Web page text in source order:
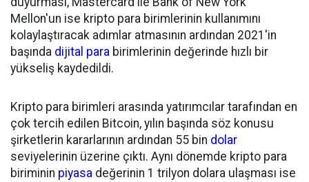
Mellon'un ise kripto para birimlerinin kullanımını
kolaylaştıracak adımlar atmasının ardından 2021'in
başında dijital para birimlerinin değerinde hızlı bir
yükseliş kaydedildi.
Kripto para birimleri arasında yatırımcılar tarafından en
çok tercih edilen Bitcoin, yılın başında söz konusu
şirketlerin kararlarının ardından 55 bin dolar
seviyelerinin üzerine çıktı. Aynı dönemde kripto para
biriminin piyasa değerinin 1 trilyon dolara ulaşması ise